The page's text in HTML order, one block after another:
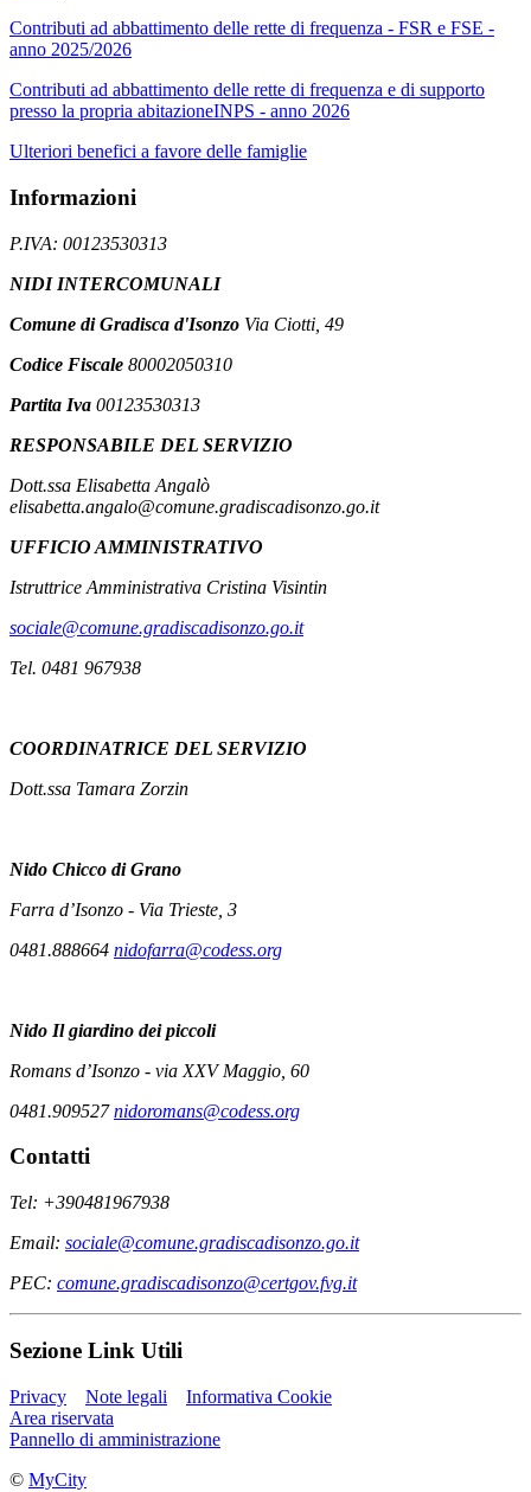
Contributi ad abbattimento delle rette di frequenza - FSR e FSE -
anno 2025/2026
Contributi ad abbattimento delle rette di frequenza e di supporto
presso la propria abitazioneINPS - anno 2026
Ulteriori benefici a favore delle famiglie
Informazioni
P.IVA: 00123530313
NIDI INTERCOMUNALI
Comune di Gradisca d'Isonzo Via Ciotti, 49
Codice Fiscale 80002050310
Partita Iva 00123530313
RESPONSABILE DEL SERVIZIO
Dott.ssa Elisabetta Angalò
elisabetta.angalo@comune.gradiscadisonzo.go.it
UFFICIO AMMINISTRATIVO
Istruttrice Amministrativa Cristina Visintin
sociale@comune.gradiscadisonzo.go.it
Tel. 0481 967938
COORDINATRICE DEL SERVIZIO
Dott.ssa Tamara Zorzin
Nido Chicco di Grano
Farra d’Isonzo - Via Trieste, 3
0481.888664 nidofarra@codess.org
Nido Il giardino dei piccoli
Romans d’Isonzo - via XXV Maggio, 60
0481.909527nidoromans@codess.org
Contatti
Tel: +390481967938
Email: sociale@comune.gradiscadisonzo.go.it
PEC: comune.gradiscadisonzo@certgov.fvg.it
Sezione Link Utili
Privacy Note legali
Informativa Cookie
Area riservata
Pannello di amministrazione
© MyCity